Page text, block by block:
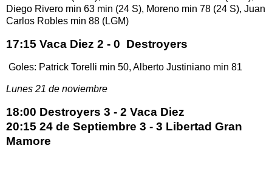
Diego Rivero min 63 min (24 S), Moreno min 78 (24 S), Juan
Carlos Robles min 88 (LGM)
17:15 Vaca Diez 2 - 0 Destroyers
Goles: Patrick Torelli min 50, Alberto Justiniano min 81
Lunes 21 de noviembre
18:00 Destroyers 3 - 2 Vaca Diez
20:15 24 de Septiembre 3 - 3 Libertad Gran
Mamore